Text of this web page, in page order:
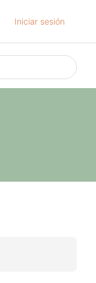
Iniciar sesión